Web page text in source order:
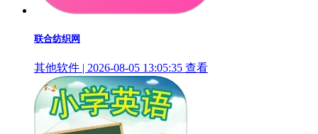
联合纺织网
其他软件 | 2026-08-05 13:05:35 查看